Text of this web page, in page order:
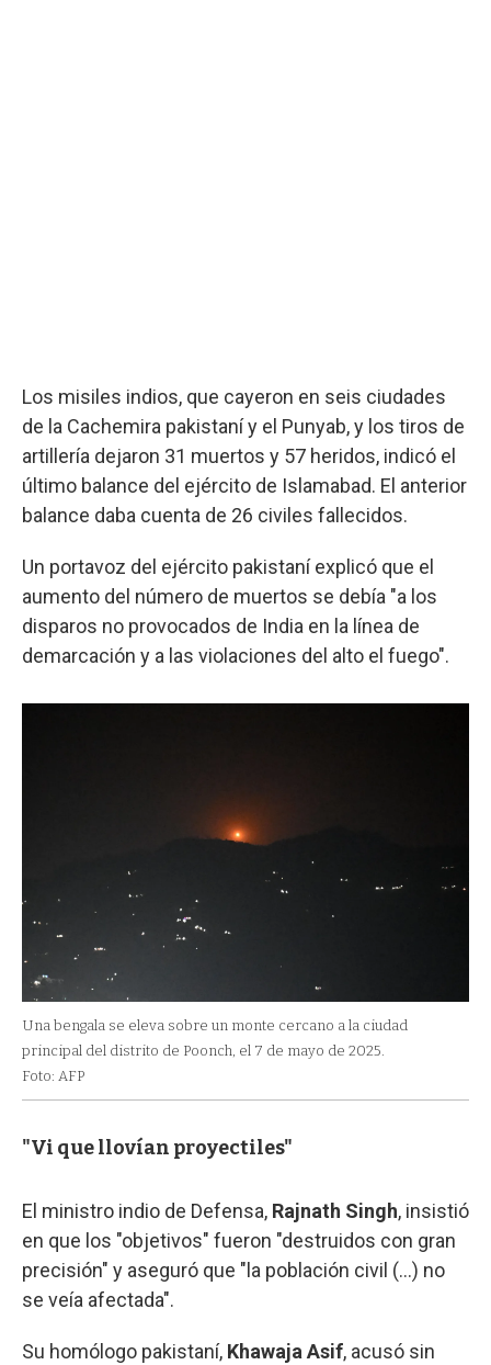
Los misiles indios, que cayeron en seis ciudades
de la Cachemira pakistaní y el Punyab, y los tiros de
artillería dejaron 31 muertos y 57 heridos, indicó el
último balance del ejército de Islamabad. El anterior
balance daba cuenta de 26 civiles fallecidos.
Un portavoz del ejército pakistaní explicó que el
aumento del número de muertos se debía "a los
disparos no provocados de India en la línea de
demarcación y a las violaciones del alto el fuego".
Una bengala se eleva sobre un monte cercano a la ciudad
principal del distrito de Poonch, el 7 de mayo de 2025.
Foto: AFP
"Vi que llovían proyectiles"
El ministro indio de Defensa, Rajnath Singh, insistió
en que los "objetivos" fueron "destruidos con gran
precisión" y aseguró que "la población civil (...) no
se veía afectada".
Su homólogo pakistaní, Khawaja Asif, acusó sin